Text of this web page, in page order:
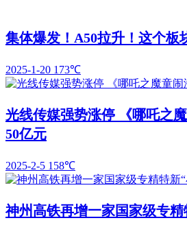
集体爆发！A50拉升！这个板
2025-1-20 173℃
光线传媒强势涨停 《哪吒之
50亿元
2025-2-5 158℃
神州高铁再增一家国家级专